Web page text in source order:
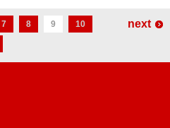
7 8 9
10
next